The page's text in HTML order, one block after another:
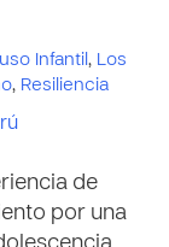
Infantil , Los
, Resiliencia
de
por una